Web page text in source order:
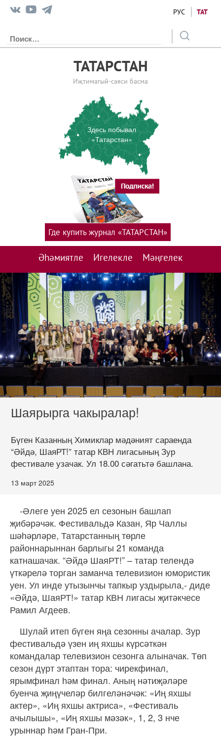
РУС ТАТ
ТАТАРСТАН
Иҗтимагый-сәяси басма
Здесь побывал
«Татарстан»
Әһәмиятле Игелекле Мәңгелек
Где купить журнал «ТАТАРСТАН»
Шаярырга чакыралар!
Бүген Казанның Химиклар мәдәният сараенда
“Әйдә, ШаяРТ!” татар КВН лигасының Зур
фестивале узачак. Ул 18.00 сәгатьтә башлана.
13 март 2025
-Әлеге уен 2025 ел сезонын башлап
җибәрәчәк. Фестивальдә Казан, Яр Чаллы
шәһәрләре, Татарстанның төрле
районнарыннан барлыгы 21 команда
катнашачак. “Әйдә ШаяРТ!” – татар телендә
үткәрелә торган заманча телевизион юмористик
уен. Ул инде утызынчы тапкыр уздырыла,- диде
«Әйдә, ШаяРТ!» татар КВН лигасы җитәкчесе
Рамил Агдеев.
Шулай итеп бүген яңа сезонны ачалар. Зур
фестивальдә үзен иң яхшы күрсәткән
командалар телевизион сезонга алыначак. Төп
сезон дүрт этаптан тора: чирекфинал,
ярымфинал һәм финал. Аның нәтиҗәләре
буенча җиңүчеләр билгеләнәчәк: «Иң яхшы
актер», «Иң яхшы актриса», «Фестиваль
ачылышы», «Иң яхшы мәзәк», 1, 2, 3 нче
урыннар һәм Гран-При.